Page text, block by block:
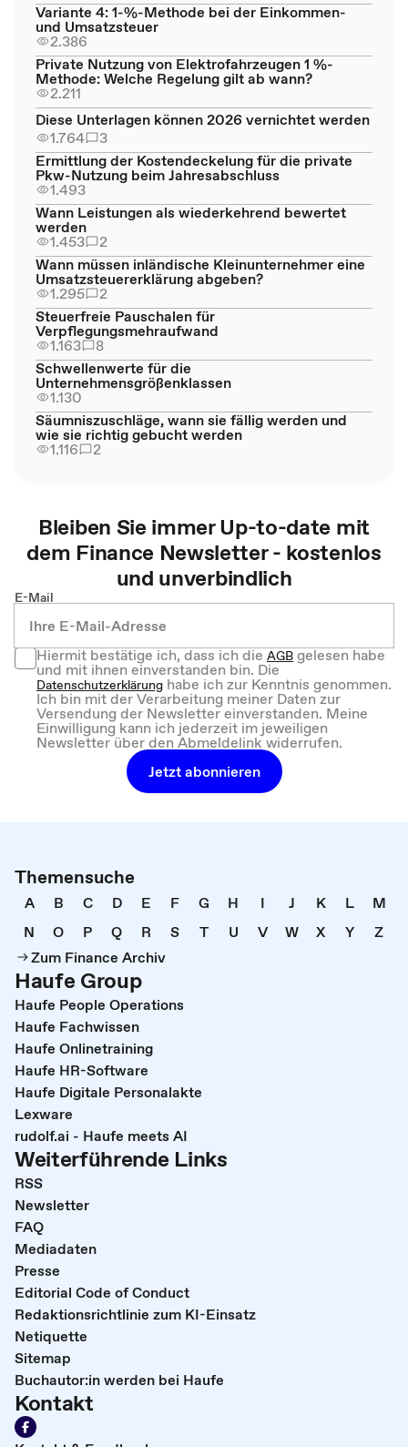
Variante 4: 1-%-Methode bei der Einkommen-
und Umsatzsteuer
2.386
Private Nutzung von Elektrofahrzeugen 1 %-
Methode: Welche Regelung gilt ab wann?
2.211
Diese Unterlagen können 2026 vernichtet werden
1.764
3
Ermittlung der Kostendeckelung für die private
Pkw-Nutzung beim Jahresabschluss
1.493
Wann Leistungen als wiederkehrend bewertet
werden
1.453
2
Wann müssen inländische Kleinunternehmer eine
Umsatzsteuererklärung abgeben?
1.295
2
Steuerfreie Pauschalen für
Verpflegungsmehraufwand
1.163
8
Schwellenwerte für die
Unternehmensgrößenklassen
1.130
Säumniszuschläge, wann sie fällig werden und
wie sie richtig gebucht werden
1.116 2
Bleiben Sie immer Up-to-date mit
dem Finance Newsletter - kostenlos
und unverbindlich
E-Mail
Hiermit bestätige ich, dass ich dieAGBgelesen habe
und mit ihnen einverstanden bin. Die
Datenschutzerklärung habe ich zur Kenntnis genommen.
Ich bin mit der Verarbeitung meiner Daten zur
Versendung der Newsletter einverstanden. Meine
Einwilligung kann ich jederzeit im jeweiligen
Newsletter über den Abmeldelink widerrufen.
Jetzt abonnieren
Themensuche
A B C D E F G H I J K L
M
N
O P Q R S T U V W X Y
Z
Zum Finance Archiv
Haufe Group
Haufe People Operations
Haufe Fachwissen
Haufe Onlinetraining
Haufe HR-Software
Haufe Digitale Personalakte
Lexware
rudolf.ai - Haufe meets AI
Weiterführende Links
RSS
Newsletter
FAQ
Mediadaten
Presse
Editorial Code of Conduct
Redaktionsrichtlinie zum KI-Einsatz
Netiquette
Sitemap
Buchautor:in werden bei Haufe
Kontakt